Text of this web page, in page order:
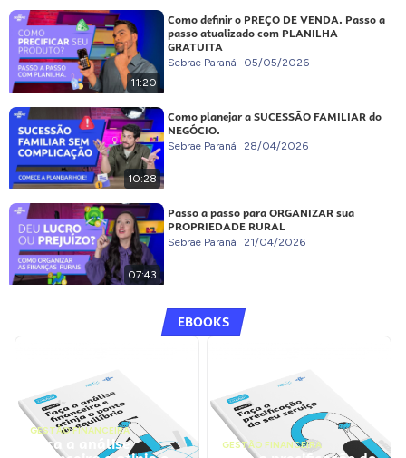
11:20
Como definir o PREÇO DE VENDA. Passo a
passo atualizado com PLANILHA
GRATUITA
Sebrae Paraná 05/05/2026
10:28
Como planejar a SUCESSÃO FAMILIAR do
NEGÓCIO.
Sebrae Paraná 28/04/2026
07:43
Passo a passo para ORGANIZAR sua
PROPRIEDADE RURAL
Sebrae Paraná 21/04/2026
EBOOKS
GESTÃO FINANCEIRA
Faça a análise GESTÃO FINANCEIRA